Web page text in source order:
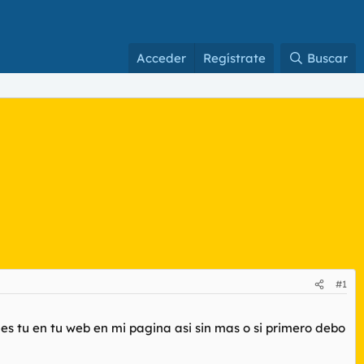
Acceder Regístrate Buscar
#1
tu en tu web en mi pagina asi sin mas o si primero debo